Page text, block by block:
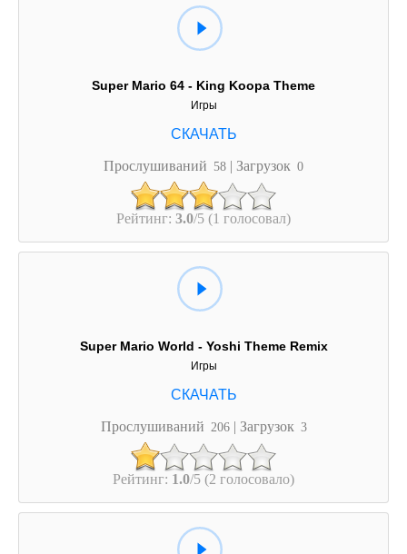
Super Mario 64 - King Koopa Theme
Игры
Прослушиваний 58 | Загрузок 0
Рейтинг: 3.0/5 (1 голосовал)
Super Mario World - Yoshi Theme Remix
Игры
Прослушиваний 206 | Загрузок 3
Рейтинг: 1.0/5 (2 голосовало)